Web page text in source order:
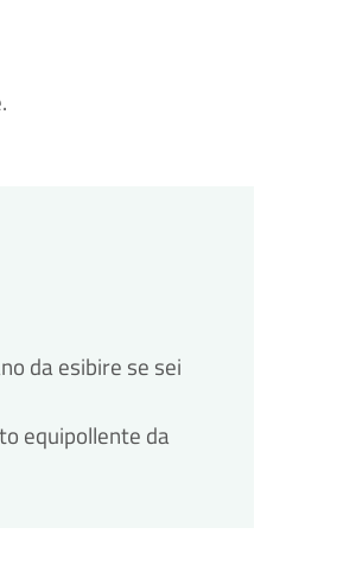
da esibire se sei
equipollente da